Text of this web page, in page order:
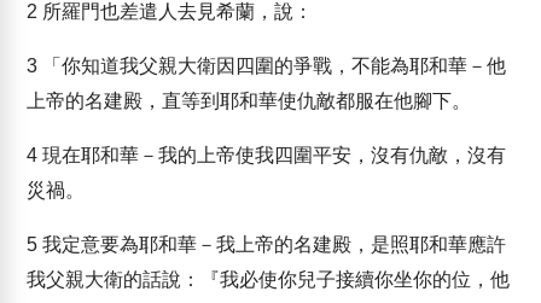
2 所羅門也差遣人去見希蘭，說：
3 「你知道我父親大衛因四圍的爭戰，不能為耶和華－他
上帝的名建殿，直等到耶和華使仇敵都服在他腳下。
4 現在耶和華－我的上帝使我四圍平安，沒有仇敵，沒有
災禍。
5 我定意要為耶和華－我上帝的名建殿，是照耶和華應許
我父親大衛的話說：『我必使你兒子接續你坐你的位，他